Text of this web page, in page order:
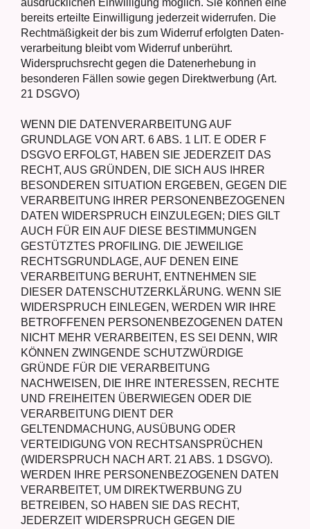
aus­drück­li­chen Ein­wil­li­gung mög­lich. Sie kön­nen eine
bereits erteil­te Ein­wil­li­gung jeder­zeit wider­ru­fen. Die
Recht­mä­ßig­keit der bis zum Wider­ruf erfolg­ten Daten­
ver­ar­bei­tung bleibt vom Wider­ruf unbe­rührt.
Wider­spruchs­recht gegen die Daten­er­he­bung in
beson­de­ren Fäl­len sowie gegen Direkt­wer­bung (Art.
21 DSGVO)
WENN DIE DATENVERARBEITUNG AUF
GRUNDLAGE VON ART. 6 ABS. 1 LIT. E ODER F
DSGVO ERFOLGT, HABEN SIE JEDERZEIT DAS
RECHT, AUS GRÜNDEN, DIE SICH AUS IHRER
BESONDEREN SITUATION ERGEBEN, GEGEN DIE
VERARBEITUNG IHRER PERSONENBEZOGENEN
DATEN WIDERSPRUCH EINZULEGEN; DIES GILT
AUCH FÜR EIN AUF DIESE BESTIMMUNGEN
GESTÜTZTES PROFILING. DIE JEWEILIGE
RECHTSGRUNDLAGE, AUF DENEN EINE
VERARBEITUNG BERUHT, ENTNEHMEN SIE
DIESER DATENSCHUTZERKLÄRUNG. WENN SIE
WIDERSPRUCH EINLEGEN, WERDEN WIR IHRE
BETROFFENEN PERSONENBEZOGENEN DATEN
NICHT MEHR VERARBEITEN, ES SEI DENN, WIR
KÖNNEN ZWINGENDE SCHUTZWÜRDIGE
GRÜNDE FÜR DIE VERARBEITUNG
NACHWEISEN, DIE IHRE INTERESSEN, RECHTE
UND FREIHEITEN ÜBERWIEGEN ODER DIE
VERARBEITUNG DIENT DER
GELTENDMACHUNG, AUSÜBUNG ODER
VERTEIDIGUNG VON RECHTSANSPRÜCHEN
(WIDERSPRUCH NACH ART. 21 ABS. 1 DSGVO).
WERDEN IHRE PERSONENBEZOGENEN DATEN
VERARBEITET, UM DIREKTWERBUNG ZU
BETREIBEN, SO HABEN SIE DAS RECHT,
JEDERZEIT WIDERSPRUCH GEGEN DIE